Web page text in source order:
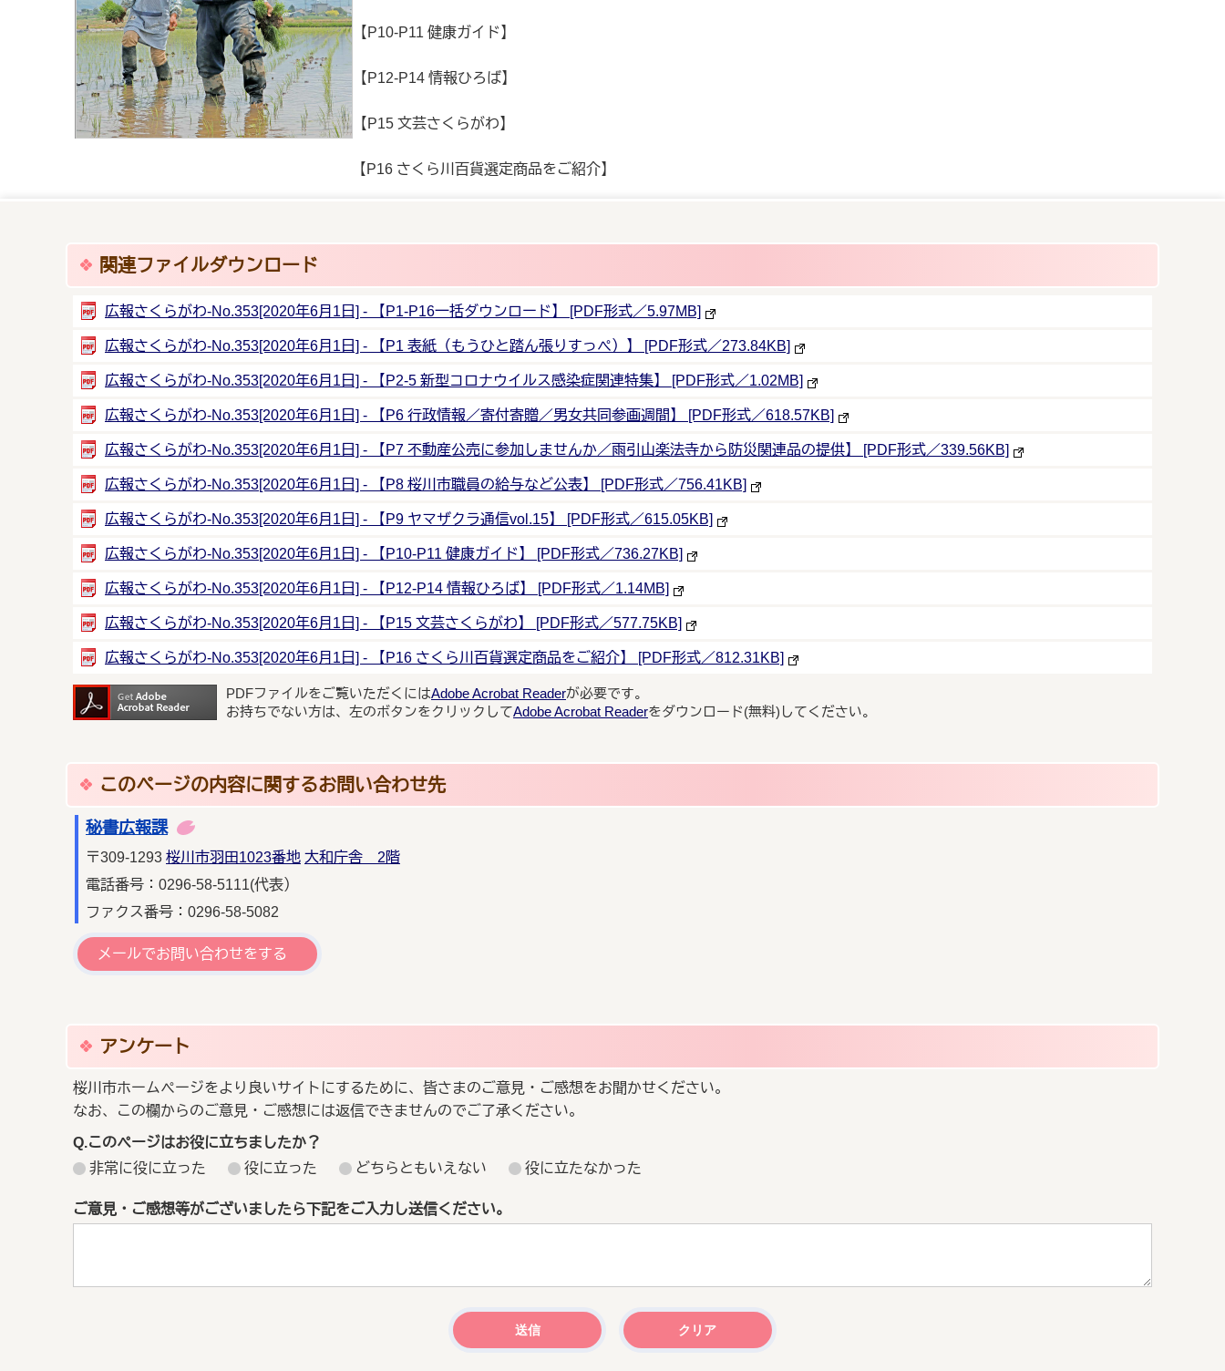
【P10-P11 健康ガイド】
【P12-P14 情報ひろば】
【P15 文芸さくらがわ】
【P16 さくら川百貨選定商品をご紹介】
関連ファイルダウンロード
広報さくらがわ-No.353[2020年6月1日] - 【P1-P16一括ダウンロード】 [PDF形式／5.97MB]
広報さくらがわ-No.353[2020年6月1日] - 【P1 表紙（もうひと踏ん張りすっぺ）】 [PDF形式／273.84KB]
広報さくらがわ-No.353[2020年6月1日] - 【P2-5 新型コロナウイルス感染症関連特集】 [PDF形式／1.02MB]
広報さくらがわ-No.353[2020年6月1日] - 【P6 行政情報／寄付寄贈／男女共同参画週間】 [PDF形式／618.57KB]
広報さくらがわ-No.353[2020年6月1日] - 【P7 不動産公売に参加しませんか／雨引山楽法寺から防災関連品の提供】 [PDF形式／339.56KB]
広報さくらがわ-No.353[2020年6月1日] - 【P8 桜川市職員の給与など公表】 [PDF形式／756.41KB]
広報さくらがわ-No.353[2020年6月1日] - 【P9 ヤマザクラ通信vol.15】 [PDF形式／615.05KB]
広報さくらがわ-No.353[2020年6月1日] - 【P10-P11 健康ガイド】 [PDF形式／736.27KB]
広報さくらがわ-No.353[2020年6月1日] - 【P12-P14 情報ひろば】 [PDF形式／1.14MB]
広報さくらがわ-No.353[2020年6月1日] - 【P15 文芸さくらがわ】 [PDF形式／577.75KB]
広報さくらがわ-No.353[2020年6月1日] - 【P16 さくら川百貨選定商品をご紹介】 [PDF形式／812.31KB]
PDFファイルをご覧いただくにはAdobe Acrobat Readerが必要です。
お持ちでない方は、左のボタンをクリックしてAdobe Acrobat Readerをダウンロード(無料)してください。
このページの内容に関するお問い合わせ先
秘書広報課
〒309-1293 桜川市羽田1023番地 大和庁舎 2階
電話番号：0296-58-5111(代表）
ファクス番号：0296-58-5082
メールでお問い合わせをする
アンケート
桜川市ホームページをより良いサイトにするために、皆さまのご意見・ご感想をお聞かせください。
なお、この欄からのご意見・ご感想には返信できませんのでご了承ください。
Q.このページはお役に立ちましたか？
非常に役に立った
役に立った どちらともいえない 役に立たなかった
ご意見・ご感想等がございましたら下記をご入力し送信ください。